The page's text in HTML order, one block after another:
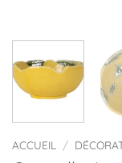
ACCUEIL /